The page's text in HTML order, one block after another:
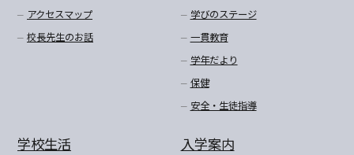
アクセスマップ
校長先生のお話
学びのステージ
一貫教育
学年だより
保健
安全・生徒指導
学校生活 入学案内